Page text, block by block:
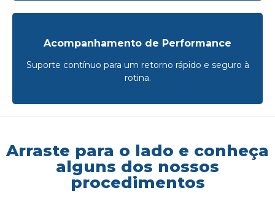
Acompanhamento de Performance
Suporte contínuo para um retorno rápido e seguro à
rotina.
Arraste para o lado e conheça
alguns dos nossos
procedimentos